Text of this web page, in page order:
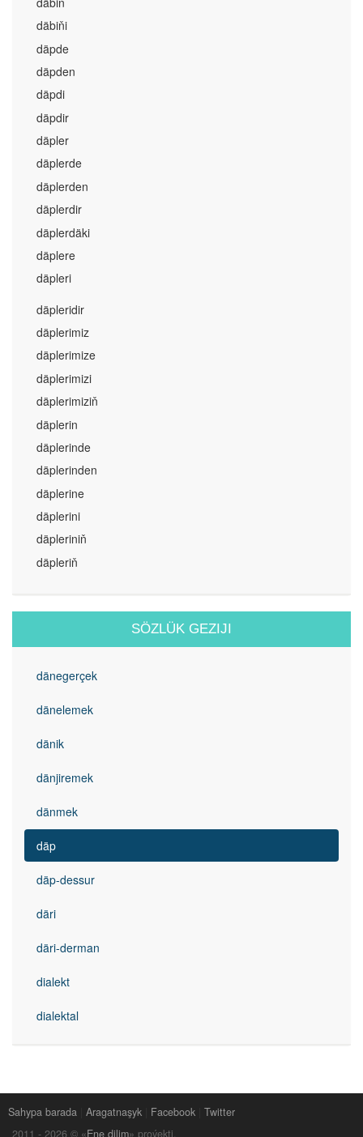
däbiňi
däpde
däpden
däpdi
däpdir
däpler
däplerde
däplerden
däplerdir
däplerdäki
däplere
däpleri
däpleridir
däplerimiz
däplerimize
däplerimizi
däplerimiziň
däplerin
däplerinde
däplerinden
däplerine
däplerini
däpleriniň
däpleriň
SÖZLÜK GEZIJI
dänegerçek
dänelemek
dänik
dänjiremek
dänmek
däp
däp-dessur
däri
däri-derman
dialekt
dialektal
Sahypa barada Aragatnaşyk Facebook
Twitter
2011 - 2026 © «Ene dilim» proýekti.